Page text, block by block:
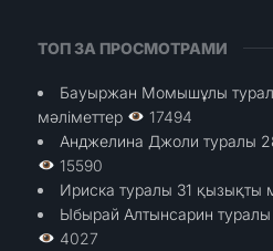
ТОП ЗА ПРОСМОТРАМИ
Бауыржан Момышұлы
мәліметтер
17494
Анджелина Джоли туралы
15590
Ириска туралы 31 қызықты
Ыбырай Алтынсарин
4027